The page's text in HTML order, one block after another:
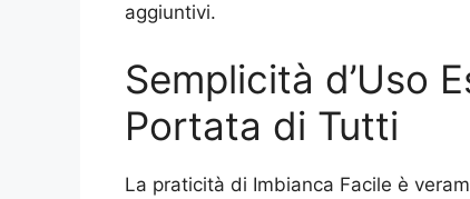
aggiuntivi.
Semplicità d’Uso
Portata di Tutti
La praticità di Imbianca Facile è